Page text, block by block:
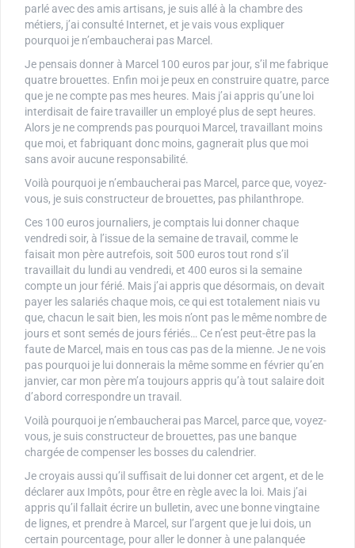
parlé avec des amis artisans, je suis allé à la chambre des
métiers, j’ai consulté Internet, et je vais vous expliquer
pourquoi je n’embaucherai pas Marcel.
Je pensais donner à Marcel 100 euros par jour, s’il me fabrique
quatre brouettes. Enfin moi je peux en construire quatre, parce
que je ne compte pas mes heures. Mais j’ai appris qu’une loi
interdisait de faire travailler un employé plus de sept heures.
Alors je ne comprends pas pourquoi Marcel, travaillant moins
que moi, et fabriquant donc moins, gagnerait plus que moi
sans avoir aucune responsabilité.
Voilà pourquoi je n’embaucherai pas Marcel, parce que, voyez-
vous, je suis constructeur de brouettes, pas philanthrope.
Ces 100 euros journaliers, je comptais lui donner chaque
vendredi soir, à l’issue de la semaine de travail, comme le
faisait mon père autrefois, soit 500 euros tout rond s’il
travaillait du lundi au vendredi, et 400 euros si la semaine
compte un jour férié. Mais j’ai appris que désormais, on devait
payer les salariés chaque mois, ce qui est totalement niais vu
que, chacun le sait bien, les mois n’ont pas le même nombre de
jours et sont semés de jours fériés… Ce n’est peut-être pas la
faute de Marcel, mais en tous cas pas de la mienne. Je ne vois
pas pourquoi je lui donnerais la même somme en février qu’en
janvier, car mon père m’a toujours appris qu’à tout salaire doit
d’abord correspondre un travail.
Voilà pourquoi je n’embaucherai pas Marcel, parce que, voyez-
vous, je suis constructeur de brouettes, pas une banque
chargée de compenser les bosses du calendrier.
Je croyais aussi qu’il suffisait de lui donner cet argent, et de le
déclarer aux Impôts, pour être en règle avec la loi. Mais j’ai
appris qu’il fallait écrire un bulletin, avec une bonne vingtaine
de lignes, et prendre à Marcel, sur l’argent que je lui dois, un
certain pourcentage, pour aller le donner à une palanquée